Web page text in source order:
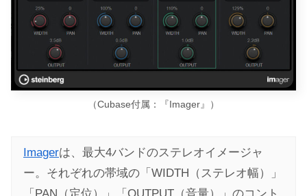
（Cubase付属：『Imager』）
Imagerは、最大4バンドのステレオイメージャ
ー。それぞれの帯域の「WIDTH（ステレオ幅）」